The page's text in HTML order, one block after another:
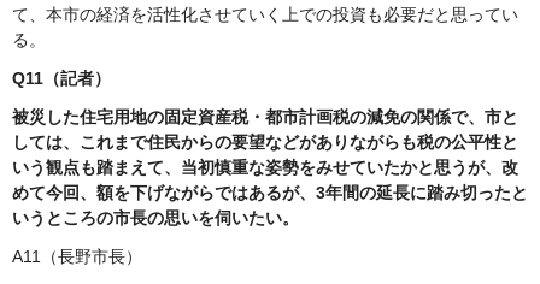
て、本市の経済を活性化させていく上での投資も必要だと思ってい
る。
Q11（記者）
被災した住宅用地の固定資産税・都市計画税の減免の関係で、市と
しては、これまで住民からの要望などがありながらも税の公平性と
いう観点も踏まえて、当初慎重な姿勢をみせていたかと思うが、改
めて今回、額を下げながらではあるが、3年間の延長に踏み切ったと
いうところの市長の思いを伺いたい。
A11（長野市長）